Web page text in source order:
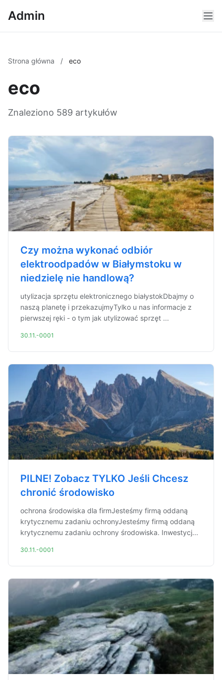
Admin
Strona główna / eco
eco
Znaleziono 589 artykułów
Czy można wykonać odbiór
elektroodpadów w Białymstoku w
niedzielę nie handlową?
utylizacja sprzętu elektronicznego białystokDbajmy o
naszą planetę i przekazujmyTylko u nas informacje z
pierwszej ręki - o tym jak utylizować sprzęt ...
30.11.-0001
PILNE! Zobacz TYLKO Jeśli Chcesz
chronić środowisko
ochrona środowiska dla firmJesteśmy firmą oddaną
krytycznemu zadaniu ochronyJesteśmy firmą oddaną
krytycznemu zadaniu ochrony środowiska. Inwestycj...
30.11.-0001